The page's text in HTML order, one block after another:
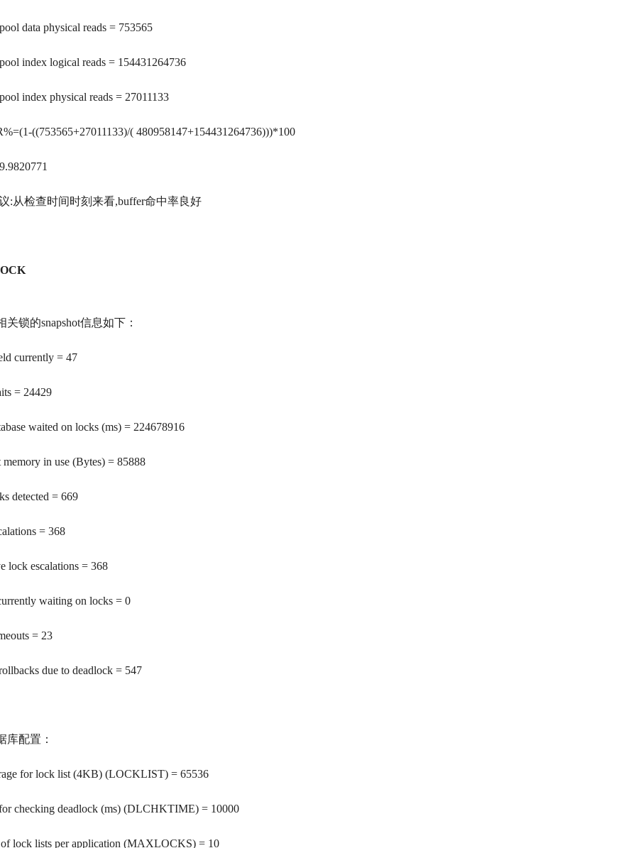
data physical reads = 753565
index logical reads = 154431264736
index physical reads = 27011133
((753565+27011133)/( 480958147+154431264736)))*100
:从检查时间时刻来看,buffer命中率良好
关锁的snapshot信息如下：
currently = 47
= 24429
waited on locks (ms) = 224678916
in use (Bytes) = 85888
detected = 669
= 368
lock escalations = 368
waiting on locks = 0
= 23
due to deadlock = 547
库配置：
for lock list (4KB) (LOCKLIST) = 65536
checking deadlock (ms) (DLCHKTIME) = 10000
of lock lists per application (MAXLOCKS) = 10